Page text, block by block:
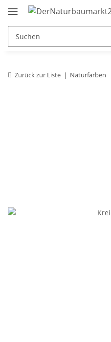
Zurück zur Liste Naturfarben